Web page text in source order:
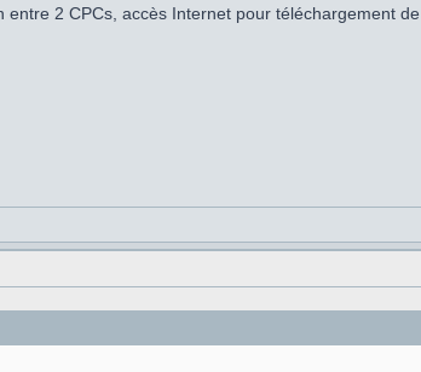
2 CPCs, accès Internet pour téléchargement